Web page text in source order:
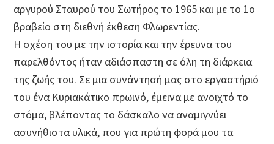
αργυρού Σταυρού του Σωτήρος το 1965 και με το 1ο
βραβείο στη διεθνή έκθεση Φλωρεντίας.
Η σχέση του με την ιστορία και την έρευνα του
παρελθόντος ήταν αδιάσπαστη σε όλη τη διάρκεια
της ζωής του. Σε μια συνάντησή μας στο εργαστήριό
του ένα Κυριακάτικο πρωινό, έμεινα με ανοιχτό το
στόμα, βλέποντας το δάσκαλο να αναμιγνύει
ασυνήθιστα υλικά, που για πρώτη φορά μου τα